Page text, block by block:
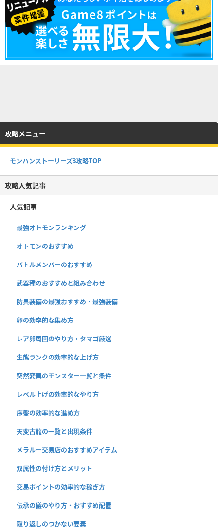
攻略メニュー
モンハンストーリーズ3攻略TOP
攻略人気記事
人気記事
最強オトモンランキング
オトモンのおすすめ
バトルメンバーのおすすめ
武器種のおすすめと組み合わせ
防具装備の最強おすすめ・最強装備
卵の効率的な集め方
レア卵周回のやり方・タマゴ厳選
生態ランクの効率的な上げ方
突然変異のモンスター一覧と条件
レベル上げの効率的なやり方
序盤の効率的な進め方
天変古龍の一覧と出現条件
メラルー交易店のおすすめアイテム
双属性の付け方とメリット
交易ポイントの効率的な稼ぎ方
伝承の儀のやり方・おすすめ配置
取り返しのつかない要素